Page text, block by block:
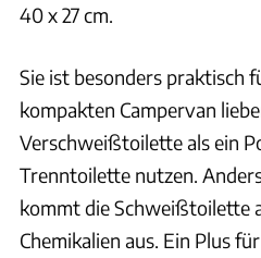
40 x 27 cm.
Sie ist besonders praktisch
kompakten Campervan
Verschweißtoilette als ein
Trenntoilette nutzen.
kommt die Schweißtoilette
Chemikalien aus. Ein Plus